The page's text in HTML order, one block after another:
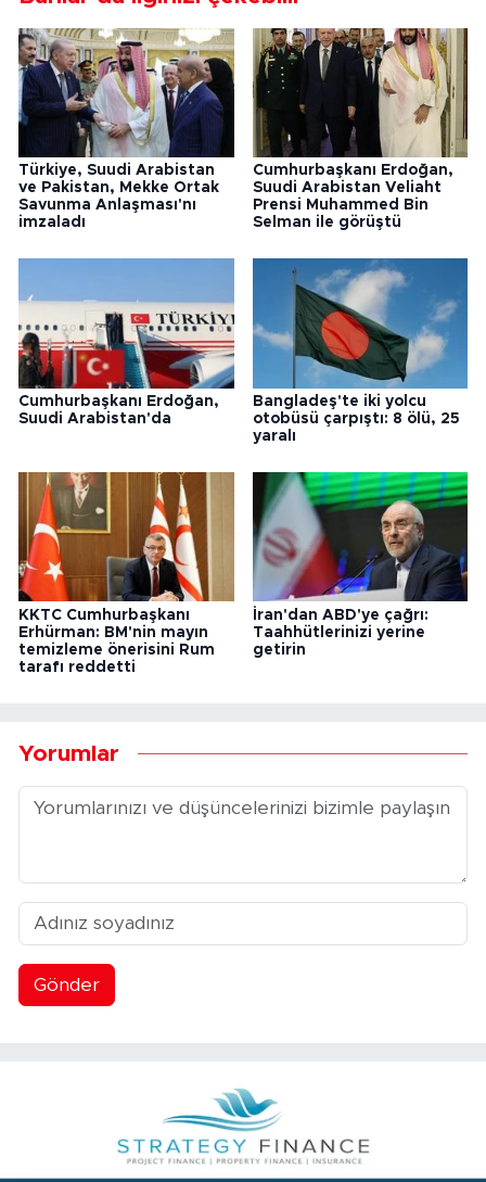
Türkiye, Suudi Arabistan
ve Pakistan, Mekke Ortak
Savunma Anlaşması'nı
imzaladı
Cumhurbaşkanı Erdoğan,
Suudi Arabistan Veliaht
Prensi Muhammed Bin
Selman ile görüştü
Cumhurbaşkanı Erdoğan,
Suudi Arabistan'da
Bangladeş'te iki yolcu
otobüsü çarpıştı: 8 ölü, 25
yaralı
KKTC Cumhurbaşkanı
Erhürman: BM'nin mayın
temizleme önerisini Rum
tarafı reddetti
İran'dan ABD'ye çağrı:
Taahhütlerinizi yerine
getirin
Yorumlar
Gönder